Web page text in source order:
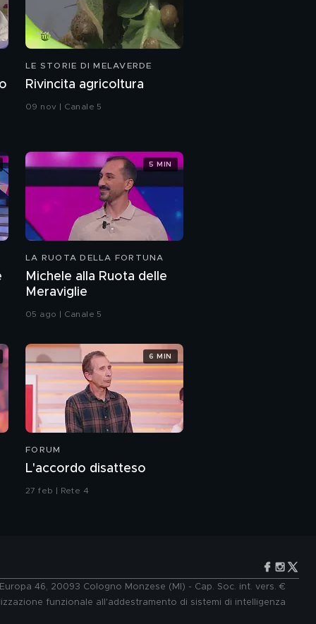
LE STORIE DI MELAVERDE
Rivincita agricoltura
09 nov | Canale 5
LA RUOTA DELLA FORTUNA
Michele alla Ruota delle
Meraviglie
05 ago | Canale 5
5 MIN
FORUM
L'accordo disatteso
27 feb | Rete 4
6 MIN
46, 20093 Cologno Monzese (MI) - Cap. Soc. int. vers. €
funzionale all'addestramento di sistemi di intelligenza